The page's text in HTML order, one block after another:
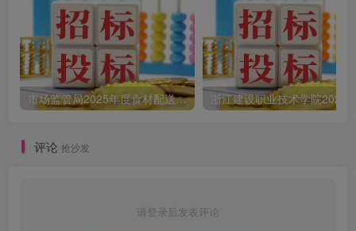
市场监管局2025年度食材配送采购公告
评论 抢沙发
请登录后发表评论